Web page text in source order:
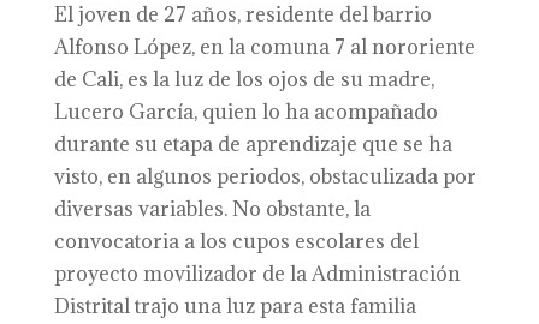
El joven de 27 años, residente del barrio
Alfonso López, en la comuna 7 al nororiente
de Cali, es la luz de los ojos de su madre,
Lucero García, quien lo ha acompañado
durante su etapa de aprendizaje que se ha
visto, en algunos periodos, obstaculizada por
diversas variables. No obstante, la
convocatoria a los cupos escolares del
proyecto movilizador de la Administración
Distrital trajo una luz para esta familia